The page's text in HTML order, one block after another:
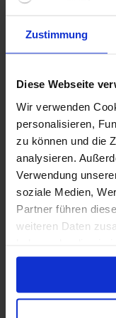
Zustimmung
Diese Webseite
Wir verwenden
personalisieren,
zu können und die
analysieren.
Verwendung
soziale Medien,
Partner führen
weiteren Daten
gesammelt haben.
AIDAluna
8 Aug. 2027
Innenkabine ab
4.300 €
Nur Kreuzfahrt
Arktis ab
Ab / An
Vollpension